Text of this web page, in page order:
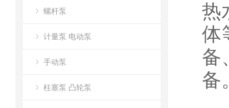
螺杆泵
计量泵 电动泵
手动泵
柱塞泵 凸轮泵
热
体
备
备